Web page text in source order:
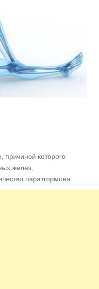
причиной которого
желез,
паратгормона.